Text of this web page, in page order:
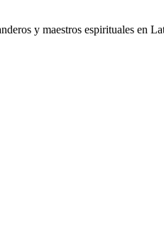
y maestros espirituales en